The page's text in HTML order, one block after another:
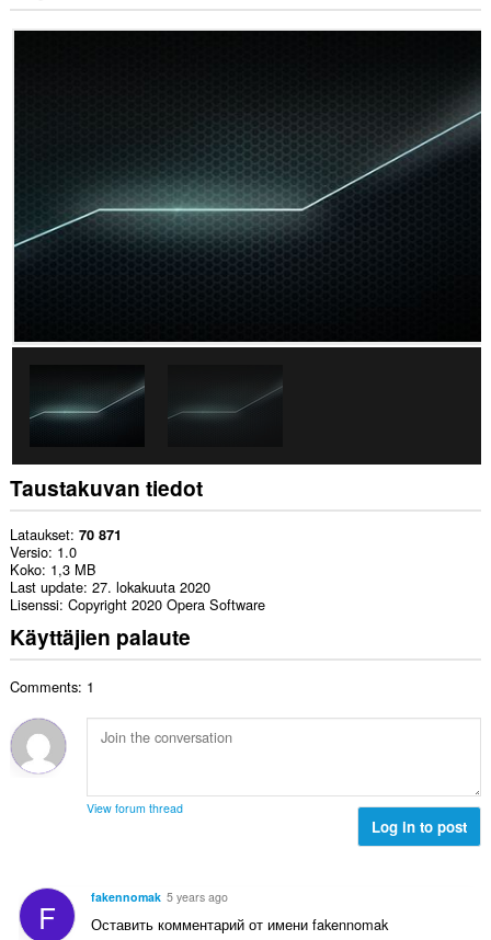
Taustakuvan tiedot
Lataukset 70 871
Versio 1.0
Koko 1,3 MB
Last update 27. lokakuuta 2020
Lisenssi Copyright 2020 Opera Software
Käyttäjien palaute
Comments: 1
View forum thread
Log in to post
F fakennomak 5 years ago
Оставить комментарий от имени fakennomak